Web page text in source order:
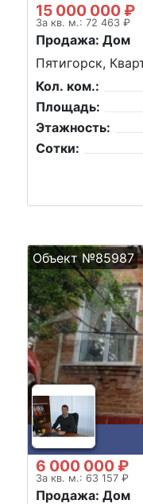
15 000 000 ₽
За кв. м.: 72 463 ₽
Продажа: Дом
Пятигорск,
Кол. ком.:
Площадь:
Этажность:
Сотки:
Объект №85987
6 000 000 ₽
За кв. м.: 63 157 ₽
Продажа: Дом